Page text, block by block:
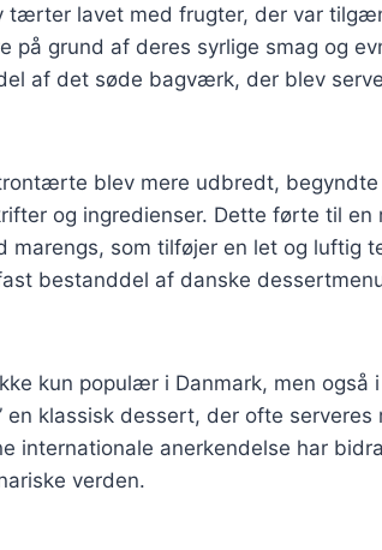
tærter lavet med frugter, der var
på grund af deres syrlige smag og
af det søde bagværk, der blev
blev mere udbredt,
og ingredienser. Dette førte til
som tilføjer en let og luftig
bestanddel af danske
kun populær i Danmark, men også
en klassisk dessert, der ofte
internationale anerkendelse har
verden.